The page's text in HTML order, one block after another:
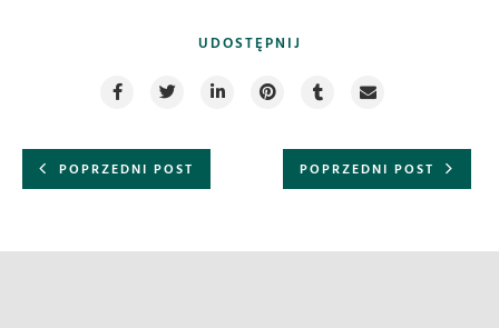
UDOSTĘPNIJ
POPRZEDNI POST POPRZEDNI POST